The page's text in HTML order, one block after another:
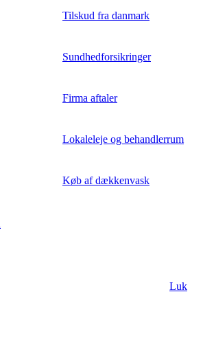
Tilskud fra danmark
Sundhedforsikringer
Firma aftaler
Lokaleleje og behandlerrum
Køb af dækkenvask
Luk